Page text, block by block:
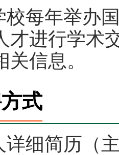
校每年举办
才进行学术
信息。
式
详细简历（